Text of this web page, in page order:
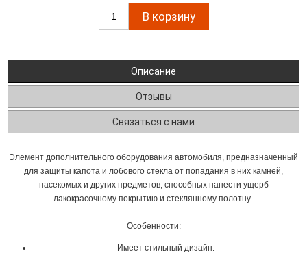
Описание
Отзывы
Связаться с нами
Элемент дополнительного оборудования автомобиля, предназначенный
для защиты капота и лобового стекла от попадания в них камней,
насекомых и других предметов, способных нанести ущерб
лакокрасочному покрытию и стеклянному полотну.
Особенности:
Имеет стильный дизайн.